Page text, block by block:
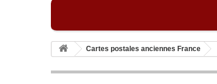
Cartes postales anciennes France